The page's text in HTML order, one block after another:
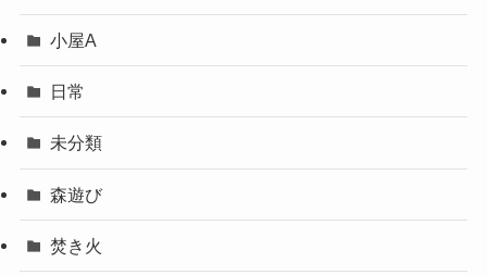
小屋A
日常
未分類
森遊び
焚き火